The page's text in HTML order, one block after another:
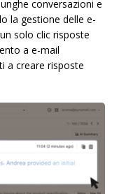
conversazioni e
la gestione delle e-
solo clic risposte
a e-mail
a creare risposte